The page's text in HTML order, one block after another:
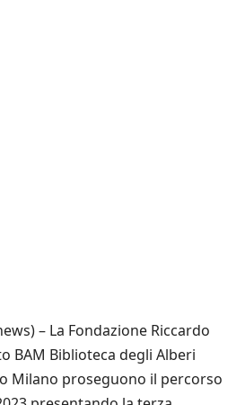
– La Fondazione Riccardo
BAM Biblioteca degli Alberi
Milano proseguono il percorso